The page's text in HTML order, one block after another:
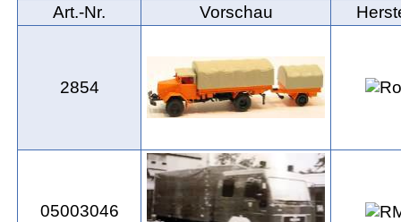
Art.‑Nr. Vorschau
2854
05003046